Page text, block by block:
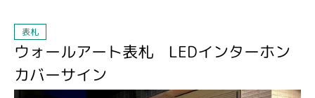
表札
ウォールアート表札 LEDインターホン
カバーサイン